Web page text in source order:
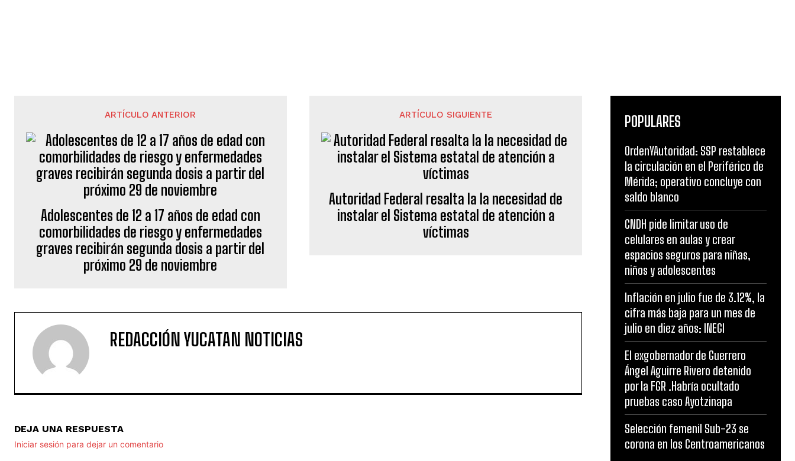
ARTÍCULO ANTERIOR
Adolescentes de 12 a 17 años de edad con
comorbilidades de riesgo y enfermedades
graves recibirán segunda dosis a partir del
próximo 29 de noviembre
ARTÍCULO SIGUIENTE
Autoridad Federal resalta la la necesidad de
instalar el Sistema estatal de atención a
víctimas
REDACCIÓN YUCATAN NOTICIAS
DEJA UNA RESPUESTA
Iniciar sesión para dejar un comentario
POPULARES
OrdenYAutoridad: SSP restablece
la circulación en el Periférico de
Mérida; operativo concluye con
saldo blanco
CNDH pide limitar uso de
celulares en aulas y crear
espacios seguros para niñas,
niños y adolescentes
Inflación en julio fue de 3.12%, la
cifra más baja para un mes de
julio en diez años: INEGI
El exgobernador de Guerrero
Ángel Aguirre Rivero detenido
por la FGR .Habría ocultado
pruebas caso Ayotzinapa
Selección femenil Sub-23 se
corona en los Centroamericanos